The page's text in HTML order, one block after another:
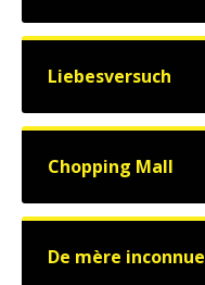
Liebesversuch
Chopping Mall
De mère inconnue